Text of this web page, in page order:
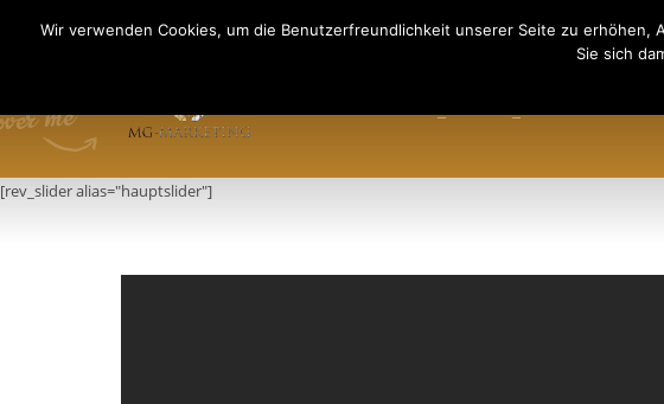
Mo-Fr: 9:00-13:00 Uhr
[rev_slider alias="hauptslider"]
Wir verwenden Cookies, um die Benutzerfreundlichkeit unserer Seite zu
Sie sich